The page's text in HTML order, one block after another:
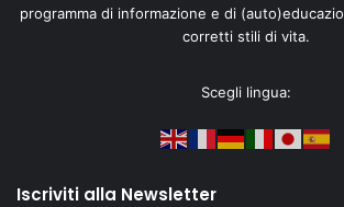
programma di informazione e di
corretti stili di vita.
Scegli lingua:
Iscriviti alla Newsletter